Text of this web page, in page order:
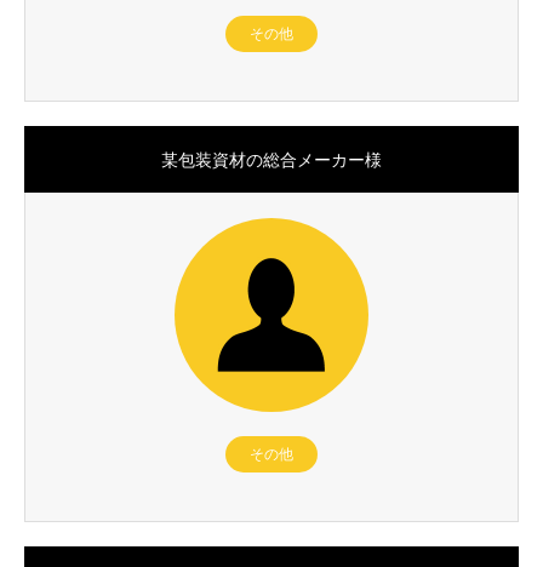
その他
某包装資材の総合メーカー様
その他